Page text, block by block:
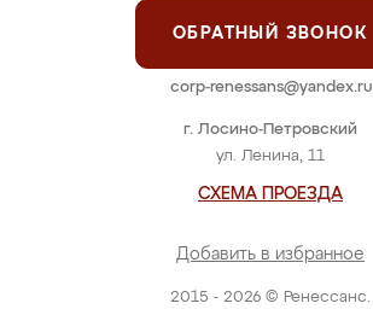
2015 - 2026 © Ренессанс.
г. Лосино-Петровский
ул. Ленина, 11
СХЕМА ПРОЕЗДА
Добавить в избранное
ОБРАТНЫЙ ЗВОНОК
corp-renessans@yandex.ru